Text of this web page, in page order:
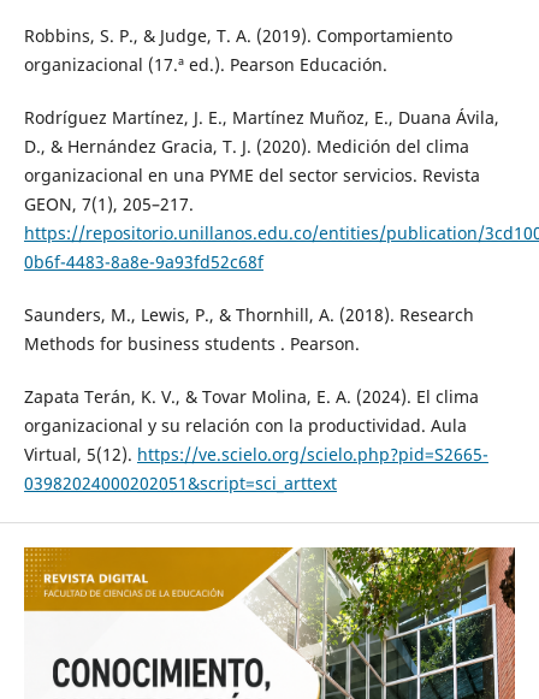
Robbins, S. P., & Judge, T. A. (2019). Comportamiento
organizacional (17.ª ed.). Pearson Educación.
Rodríguez Martínez, J. E., Martínez Muñoz, E., Duana Ávila,
D., & Hernández Gracia, T. J. (2020). Medición del clima
organizacional en una PYME del sector servicios. Revista
GEON, 7(1), 205–217.
https://repositorio.unillanos.edu.co/entities/publication/
0b6f-4483-8a8e-9a93fd52c68f
Saunders, M., Lewis, P., & Thornhill, A. (2018). Research
Methods for business students . Pearson.
Zapata Terán, K. V., & Tovar Molina, E. A. (2024). El clima
organizacional y su relación con la productividad. Aula
Virtual, 5(12). https://ve.scielo.org/scielo.php?pid=S2665-
03982024000202051&script=sci_arttext